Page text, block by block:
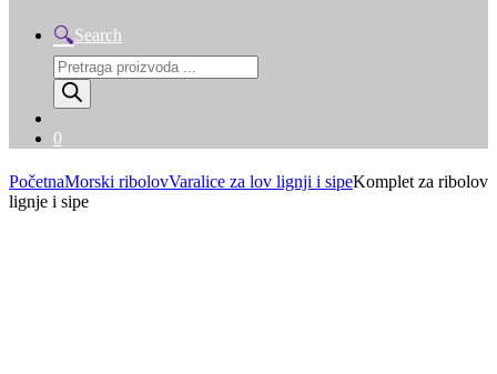
Search
Products
search
0
PočetnaMorski ribolovVaralice za lov lignji i sipeKomplet za ribolov
lignje i sipe